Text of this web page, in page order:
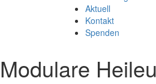
Aktuell
Kontakt
Spenden
Modulare